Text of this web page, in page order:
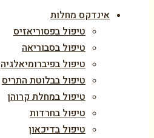
אינדקס מחלות
טיפול בפסוריאזיס
טיפול בסבוריאה
טיפול בפיברומיאלגיה
טיפול בבלוטת התריס
טיפול במחלת קרוהן
טיפול בחרדות
טיפול בדיכאון